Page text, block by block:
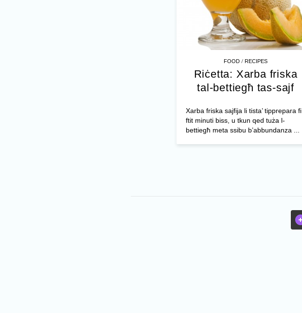
FOOD /RECIPES
Riċetta: Xarba friska
tal-bettiegħ tas-sajf
Xarba friska sajfija li tista’ tipprepara fi
ftit minuti biss, u tkun qed tuża l-
bettiegħ meta ssibu b’abbundanza ...